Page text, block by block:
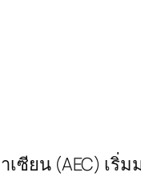
ซียน (AEC) เริ่